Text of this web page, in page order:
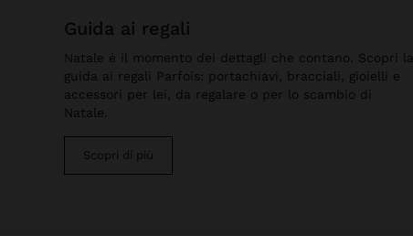
guida ai regali
Natale è il momento dei dettagli che contano. Scopri la
guida ai regali Parfois: portachiavi, bracciali, gioielli e
accessori per lei, da regalare o per lo scambio di
Natale.
Scopri di più